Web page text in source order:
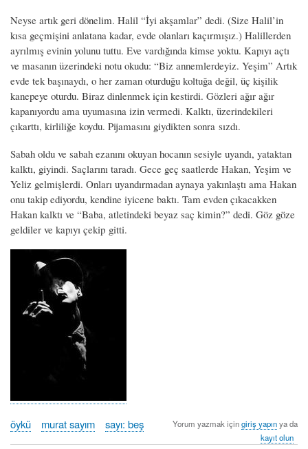
Neyse artık geri dönelim. Halil “İyi akşamlar” dedi. (Size Halil’in
kısa geçmişini anlatana kadar, evde olanları kaçırmışız.) Halillerden
ayrılmış evinin yolunu tuttu. Eve vardığında kimse yoktu. Kapıyı açtı
ve masanın üzerindeki notu okudu: “Biz annemlerdeyiz. Yeşim” Artık
evde tek başınaydı, o her zaman oturduğu koltuğa değil, üç kişilik
kanepeye oturdu. Biraz dinlenmek için kestirdi. Gözleri ağır ağır
kapanıyordu ama uyumasına izin vermedi. Kalktı, üzerindekileri
çıkarttı, kirliliğe koydu. Pijamasını giydikten sonra sızdı.
Sabah oldu ve sabah ezanını okuyan hocanın sesiyle uyandı, yataktan
kalktı, giyindi. Saçlarını taradı. Gece geç saatlerde Hakan, Yeşim ve
Yeliz gelmişlerdi. Onları uyandırmadan aynaya yakınlaştı ama Hakan
onu takip ediyordu, kendine iyicene baktı. Tam evden çıkacakken
Hakan kalktı ve “Baba, atletindeki beyaz saç kimin?” dedi. Göz göze
geldiler ve kapıyı çekip gitti.
öykü murat sayım sayı: beş Yorum yazmak içingiriş yapınya da
kayıt olun